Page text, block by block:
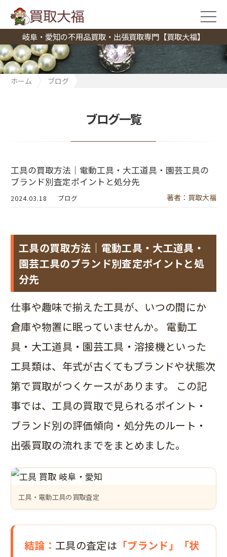
岐阜・愛知の不用品買取・出張買取専門【買取大福】
ホーム
ブログ
ブログ一覧
工具の買取方法｜電動工具・大工道具・園芸工具の
ブランド別査定ポイントと処分先
2024.03.18 ブログ 著者：買取大福
工具の買取方法｜電動工具・大工道具・
園芸工具のブランド別査定ポイントと処
分先
仕事や趣味で揃えた工具が、いつの間にか
倉庫や物置に眠っていませんか。 電動工
具・大工道具・園芸工具・溶接機といった
工具類は、年式が古くてもブランドや状態次
第で買取がつくケースがあります。 この記
事では、工具の買取で見られるポイント・
ブランド別の評価傾向・処分先のルート・
出張買取の流れまでをまとめました。
工具・電動工具の買取査定
結論： 工具の査定は 「ブランド」「状